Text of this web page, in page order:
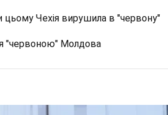
цьому Чехія вирушила в "червону"
"червоною" Молдова